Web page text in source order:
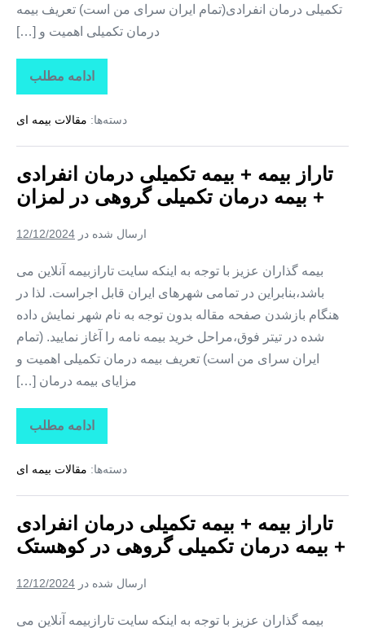
تکمیلی درمان انفرادی(تمام ایران سرای من است) تعریف بیمه
درمان تکمیلی اهمیت و […]
ادامه مطلب
تاراز
بیمه
بیمه
درمان
+
بیمه
درمان
تکمیلی
در
دسته‌ها: مقالات بیمه ای
تاراز بیمه + بیمه تکمیلی درمان انفرادی
+ بیمه درمان تکمیلی گروهی در لمزان
ارسال شده در 12/12/2024
بیمه گذاران عزیز با توجه به اینکه سایت تارازبیمه آنلاین می
باشد،بنابراین در تمامی شهرهای ایران قابل اجراست. لذا در
هنگام بازشدن صفحه مقاله بدون توجه به نام شهر نمایش داده
شده در تیتر فوق،مراحل خرید بیمه نامه را آغاز نمایید. (تمام
ایران سرای من است) تعریف بیمه درمان تکمیلی اهمیت و
مزایای بیمه درمان […]
ادامه مطلب
تاراز
بیمه
بیمه
درمان
+
بیمه
درمان
تکمیلی
در
دسته‌ها: مقالات بیمه ای
تاراز بیمه + بیمه تکمیلی درمان انفرادی
+ بیمه درمان تکمیلی گروهی در کوهستک
ارسال شده در 12/12/2024
بیمه گذاران عزیز با توجه به اینکه سایت تارازبیمه آنلاین می